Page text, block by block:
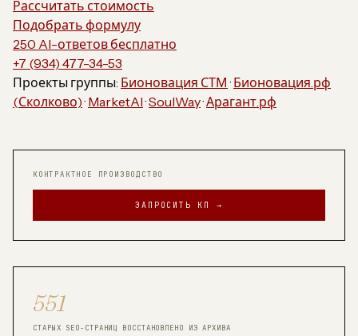
Рассчитать стоимость
Подобрать формулу
250 AI-ответов бесплатно
+7 (934) 477-34-53
Проекты группы: Бионовация СТМ · Бионовация.рф
(Сколково)· MarketAI·SoulWay·Арагант.рф
КОНТРАКТНОЕ ПРОИЗВОДСТВО
ЗАПРОСИТЬ КП →
551
СТАРЫХ SEO-СТРАНИЦ ВОССТАНОВЛЕНО ИЗ АРХИВА